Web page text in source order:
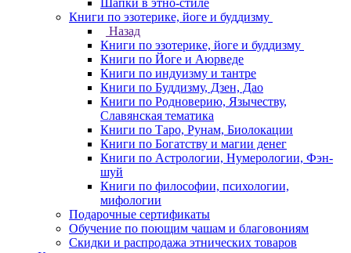
Шапки в этно-стиле
Книги по эзотерике, йоге и буддизму
Назад
Книги по эзотерике, йоге и буддизму
Книги по Йоге и Аюрведе
Книги по индуизму и тантре
Книги по Буддизму, Дзен, Дао
Книги по Родноверию, Язычеству,
Славянская тематика
Книги по Таро, Рунам, Биолокации
Книги по Богатству и магии денег
Книги по Астрологии, Нумерологии, Фэн-
шуй
Книги по философии, психологии,
мифологии
Подарочные сертификаты
Обучение по поющим чашам и благовониям
Скидки и распродажа этнических товаров